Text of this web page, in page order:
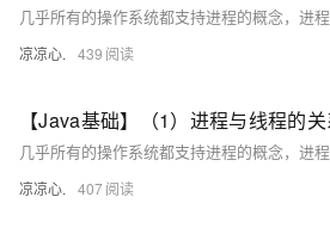
凉凉心. 439
凉凉心. 407